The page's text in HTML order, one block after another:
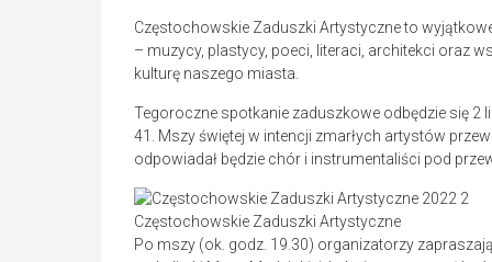
Częstochowskie Zaduszki Artystyczne to
– muzycy, plastycy, poeci, literaci, architekci oraz
kulturę naszego miasta.
Tegoroczne spotkanie zaduszkowe odbędzie się 2
41. Mszy świętej w intencji zmarłych artystów
odpowiadał będzie chór i instrumentaliści pod
Częstochowskie Zaduszki Artystyczne
Po mszy (ok. godz. 19.30) organizatorzy